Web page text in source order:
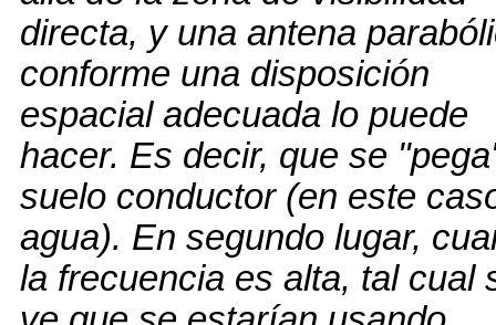
directa, y una antena
conforme una disposición
espacial adecuada lo puede
hacer. Es decir, que se
suelo conductor (en este
agua). En segundo lugar,
la frecuencia es alta, tal cual